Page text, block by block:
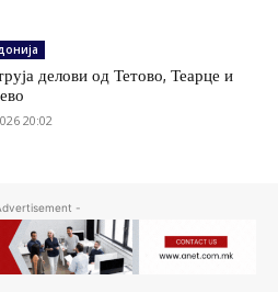
делови од Тетово, Теарце и
20:02
-